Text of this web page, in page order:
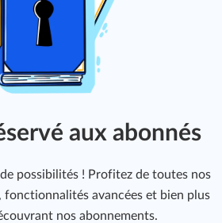
aux abonnés
possibilités ! Profitez de toutes nos
fonctionnalités avancées et bien plus
nos abonnements.